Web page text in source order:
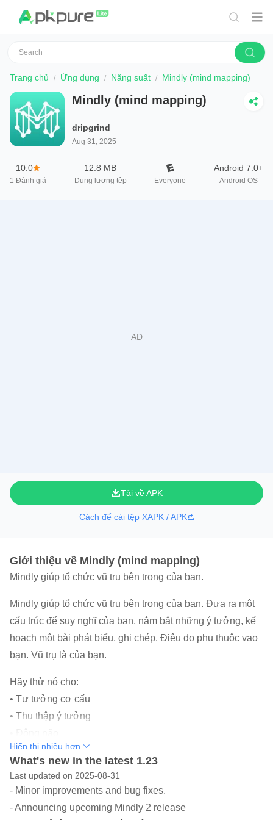
Trang chủ Ứng dụng Năng suất Mindly (mind mapping)
Mindly (mind mapping)
dripgrind
Aug 31, 2025
10.0
1 Đánh giá
12.8 MB
Dung lượng tệp Everyone
Android 7.0+
Android OS
Tải về APK
Cách để cài tệp XAPK / APK
Giới thiệu về Mindly (mind mapping)
Mindly giúp tổ chức vũ trụ bên trong của bạn.
Mindly giúp tổ chức vũ trụ bên trong của bạn. Đưa ra một
cấu trúc để suy nghĩ của bạn, nắm bắt những ý tưởng, kế
hoạch một bài phát biểu, ghi chép. Điêu đo phụ thuộc vao
bạn. Vũ trụ là của bạn.
Hãy thử nó cho:
• Tư tưởng cơ cấu
• Thu thập ý tưởng
• Lập kế hoạch một dự án
• Chuẩn bị một bài phát biểu
• Chuẩn bị cho một cuộc họp
• Viết một bản tóm tắt nhanh chóng
Hiển thị nhiều hơn
What's new in the latest 1.23
Last updated on 2025-08-31
- Minor improvements and bug fixes.
- Announcing upcoming Mindly 2 release